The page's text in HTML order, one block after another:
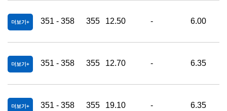
더보기 351 - 358 355 12.50 - 6.00
더보기 351 - 358 355 12.70 - 6.35
더보기 351 - 358 355 19.10 - 6.35